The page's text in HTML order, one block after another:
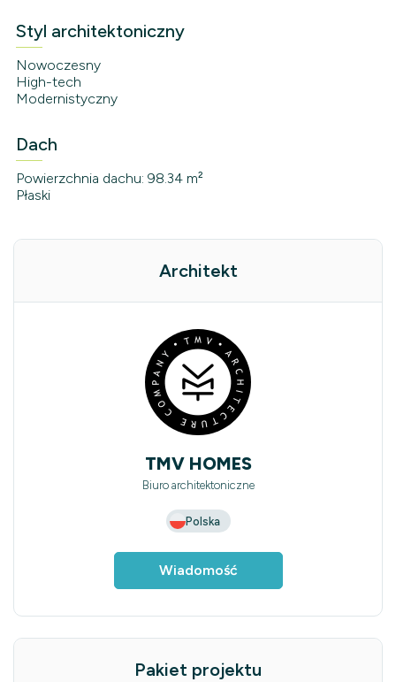
Styl architektoniczny
Nowoczesny
High-tech
Modernistyczny
Dach
Powierzchnia dachu: 98.34 m²
Płaski
Architekt
TMV HOMES
Biuro architektoniczne
Polska
Wiadomość
Pakiet projektu